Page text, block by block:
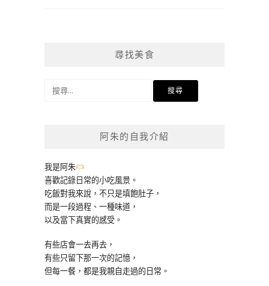
尋找美食
阿朱的自我介紹
我是阿朱
喜歡記錄日常的小吃風景。
吃飯對我來說，不只是填飽肚子，
而是一段過程、一種味道，
以及當下真實的感受。
有些店會一去再去，
有些只留下那一次的記憶，
但每一餐，都是我親自走過的日常。